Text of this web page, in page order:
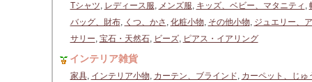
Tシャツ, レディース服, メンズ服, キッズ、ベビー、マタニティ ,
バッグ、財布, くつ、かさ , 化粧小物, その他小物, ジュエリー、
サリー, 宝石・天然石, ビーズ, ピアス・イアリング
インテリア雑貨
家具, インテリア小物, カーテン、ブラインド, カーペット、じゅ